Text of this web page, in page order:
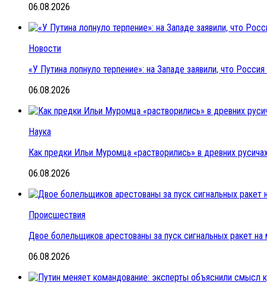
06.08.2026
Новости
«У Путина лопнуло терпение»: на Западе заявили, что
06.08.2026
Наука
Как предки Ильи Муромца «растворились» в древних
06.08.2026
Происшествия
Двое болельщиков арестованы за пуск сигнальных ракет на
06.08.2026